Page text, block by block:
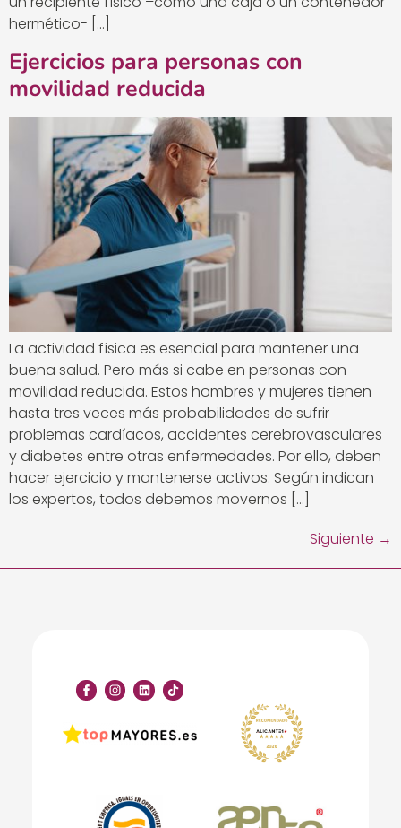
hermético- […]
Ejercicios para personas con
movilidad reducida
La actividad física es esencial para mantener una
buena salud. Pero más si cabe en personas con
movilidad reducida. Estos hombres y mujeres tienen
hasta tres veces más probabilidades de sufrir
problemas cardíacos, accidentes cerebrovasculares
y diabetes entre otras enfermedades. Por ello, deben
hacer ejercicio y mantenerse activos. Según indican
los expertos, todos debemos movernos […]
Siguiente →